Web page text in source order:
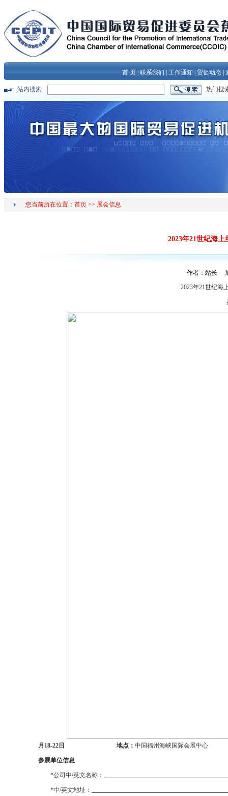
首 页 联系我们 工作通知 贸促动态
站内搜索 热门搜
您当前所在位置： 首页>> 展会信息
2023年21世纪海
作者：站长
2023年21世纪海
月 18-22 日 地点： 中国福州海峡国际会展中心
参展单位信息
*公司中/英文名称 ：
*中/英文地址：